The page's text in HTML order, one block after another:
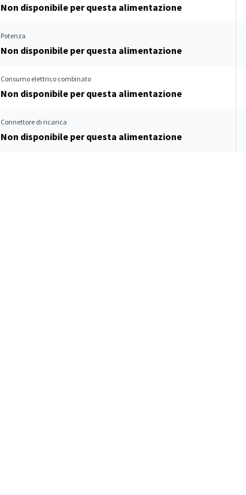
Non disponibile per questa alimentazione
Potenza
Non disponibile per questa alimentazione
Consumo elettrico combinato
Non disponibile per questa alimentazione
Connettore di ricarica
Non disponibile per questa alimentazione